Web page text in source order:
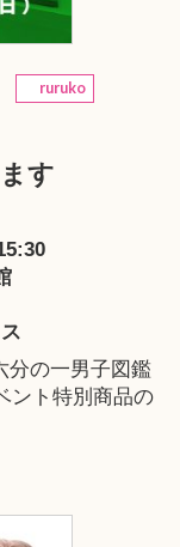
ruruko
す
分の一男子図鑑
ント特別商品の